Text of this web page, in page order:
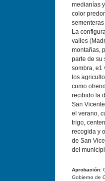
medianías
color
La
valles
montañas,
parte de su
sombra, e1
los
como
recibido la
San
el verano,
trigo,
recogida y
de San
del
Aprobación:
Gobierno de